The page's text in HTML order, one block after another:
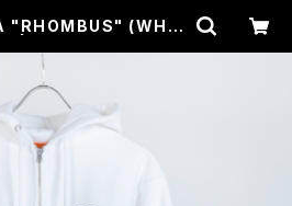
"RHOMBUS" (WHIT
UES